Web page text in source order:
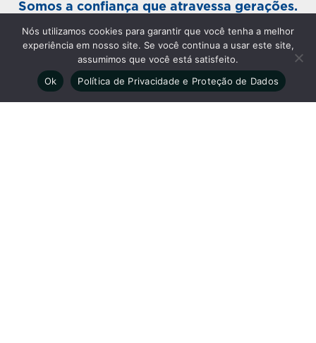
Somos a confiança que atravessa gerações.
Unidade Sinop Matriz: De segunda a sexta-feira das 7h
às 18h - Aos sábados das 7h às 12h.
Unidade Sinop Clínica: De segunda a sexta-feira das
7h30 às 12h e das 14h às 18h - Aos sábados das 8h às
Nós utilizamos cookies para garantir que você tenha a melhor
experiência em nosso site. Se você continua a usar este site,
assumimos que você está satisfeito.
Ok
Política de Privacidade e Proteção de Dados